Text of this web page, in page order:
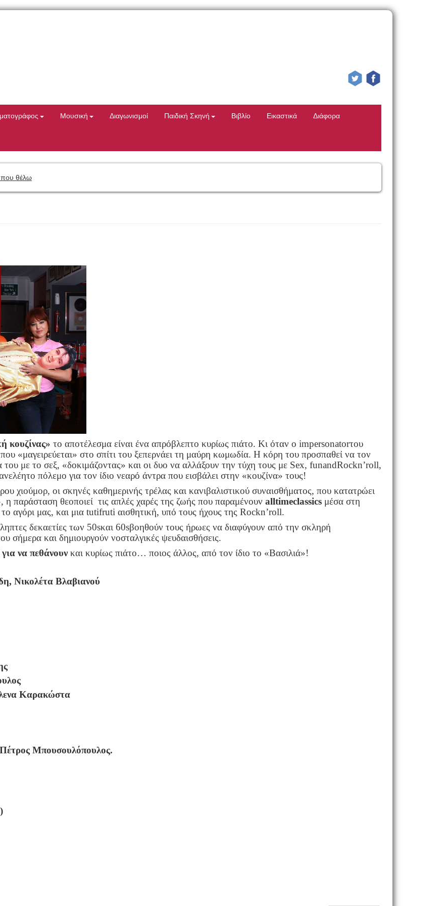
Μουσική Διαγωνισμοί Παιδική Σκηνή Βιβλίο Εικαστικά Διάφορα
θέλω
κουζίνας» το αποτέλεσμα είναι ένα απρόβλεπτο κυρίως πιάτο. Κι όταν ο impersonatorτου
«μαγειρεύεται» στο σπίτι του ξεπερνάει τη μαύρη κωμωδία. Η κόρη του προσπαθεί να τον
με το σεξ, «δοκιμάζοντας» και οι δυο να αλλάξουν την τύχη τους με Sex, funandRockn’roll,
πόλεμο για τον ίδιο νεαρό άντρα που εισβάλει στην «κουζίνα» τους!
χιούμορ, οι σκηνές καθημερινής τρέλας και κανιβαλιστικού συναισθήματος, που κατατρώει
παράσταση θεοποιεί τις απλές χαρές της ζωής που παραμένουν alltimeclassicsμέσα στη
αγόρι μας, και μια tutifrutiαισθητική, υπό τους ήχους της Rockn’roll.
δεκαετίες των 50sκαι 60sβοηθούν τους ήρωες να διαφύγουν από την σκληρή
σήμερα και δημιουργούν νοσταλγικές ψευδαισθήσεις.
να πεθάνουνκαι κυρίως πιάτο… ποιος άλλος, από τον ίδιο το «Βασιλιά»!
Νικολέτα Βλαβιανού
Καρακώστα
Μπουσουλόπουλος.